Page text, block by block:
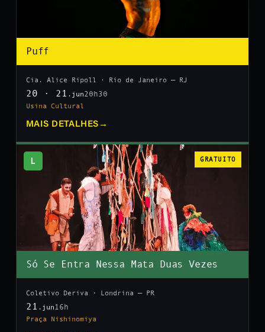
Puff
Cia. Alice Ripoll · Rio de Janeiro — RJ
20 · 21 .jun20h30
Usina Cultural
MAIS DETALHES →
L GRATUITO
Só Se Entra Nessa Mata Duas Vezes
Coletivo Deriva · Londrina — PR
21 .jun 16h
Praça Nishinomiya